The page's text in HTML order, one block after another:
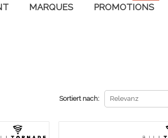
MARQUES PROMOTIONS
Sortiert nach: Relevanz